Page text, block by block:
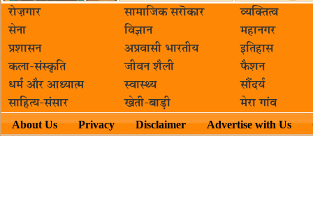
रोज़गार सामाजिक सरॊकार‌
व्यक्तित्व
सेना
विज्ञान
महानगर
प्रशासन
अप्रवासी भारतीय
इतिहास
कला-संस्कृति
जीवन शैली
फैशन
धर्म और आध्यात्म
स्वास्थ्य
सौंदर्य
साहित्य-संसार
खेती-बाड़ी मेरा गांव
About Us Privacy Disclaimer Advertise with Us